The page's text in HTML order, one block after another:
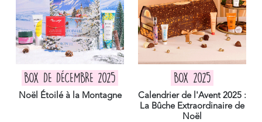
BOX DE DÉCEMBRE 2025
Noël Étoilé à la Montagne
BOX 2025
Calendrier de l'Avent 2025 :
La Bûche Extraordinaire de
Noël